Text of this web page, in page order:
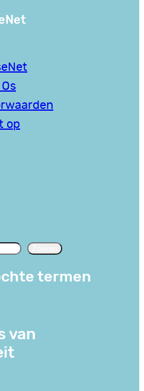
op
termen
van